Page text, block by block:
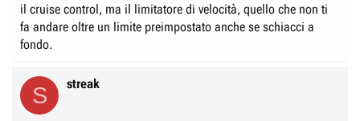
il cruise control, ma il limitatore di velocità, quello che non ti
fa andare oltre un limite preimpostato anche se schiacci a
fondo.
S streak